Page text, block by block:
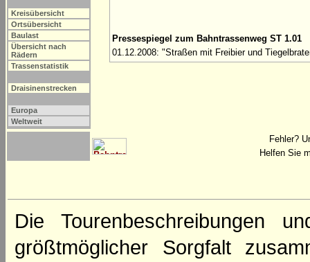
Kreisübersicht
Ortsübersicht
Baulast
Übersicht nach
Rädern
Trassenstatistik
Draisinenstrecken
Europa
Weltweit
Pressespiegel zum Bahntrassenweg ST 1.01
01.12.2008: "Straßen mit Freibier und
Fehler?
Helfen Sie
Die Tourenbeschreibungen
größtmöglicher Sorgfalt